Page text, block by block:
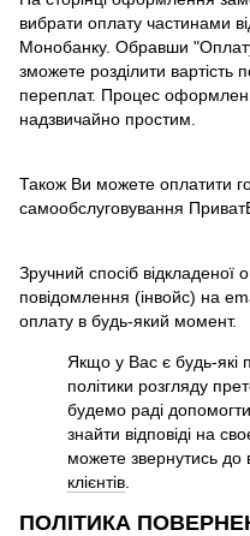
вибрати оплату частинами
Монобанку. Обравши
зможете розділити вартість
переплат. Процес
надзвичайно простим.
Також Ви можете оплатити
самообслуговування
Зручний спосіб відкладеної
повідомлення (інвойс) на
оплату в будь-який момент.
Якщо у Вас є будь-які
політики розгляду
будемо раді
знайти відповіді на
можете звернутись до
клієнтів
ПОЛІТИКА